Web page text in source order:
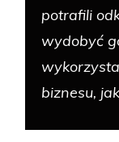
potrafili
wydobyć
biznesu,